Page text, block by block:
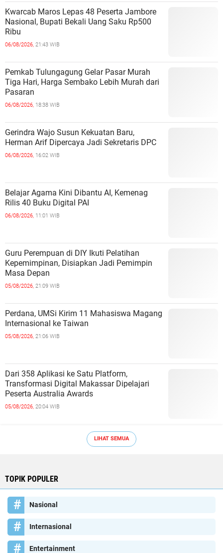
Kwarcab Maros Lepas 48 Peserta Jambore
Nasional, Bupati Bekali Uang Saku Rp500
Ribu
06/08/2026, 21:43 WIB
Pemkab Tulungagung Gelar Pasar Murah
Tiga Hari, Harga Sembako Lebih Murah dari
Pasaran
06/08/2026, 18:38 WIB
Gerindra Wajo Susun Kekuatan Baru,
Herman Arif Dipercaya Jadi Sekretaris DPC
06/08/2026, 16:02 WIB
Belajar Agama Kini Dibantu AI, Kemenag
Rilis 40 Buku Digital PAI
06/08/2026, 11:01 WIB
Guru Perempuan di DIY Ikuti Pelatihan
Kepemimpinan, Disiapkan Jadi Pemimpin
Masa Depan
05/08/2026, 21:09 WIB
Perdana, UMSi Kirim 11 Mahasiswa Magang
Internasional ke Taiwan
05/08/2026, 21:06 WIB
Dari 358 Aplikasi ke Satu Platform,
Transformasi Digital Makassar Dipelajari
Peserta Australia Awards
05/08/2026, 20:04 WIB
LIHAT SEMUA
TOPIK POPULER
Nasional
Internasional
Entertainment